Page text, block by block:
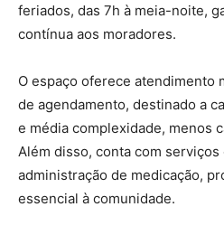
feriados, das 7h à meia-noite,
contínua aos moradores.
O espaço oferece atendimento
de agendamento, destinado a
e média complexidade, menos
Além disso, conta com
administração de medicação,
essencial à comunidade.